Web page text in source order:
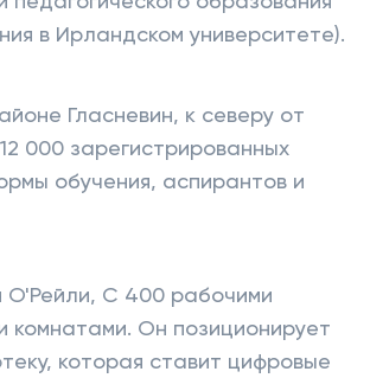
в Ирландском университете).
Гласневин, к северу от
000 зарегистрированных
обучения, аспирантов и
О'Рейли, С 400 рабочими
комнатами. Он позиционирует
которая ставит цифровые